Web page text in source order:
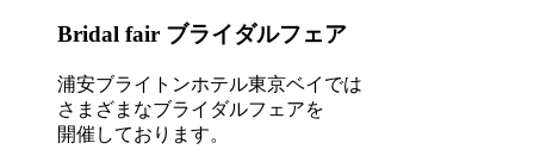
Bridal fair ブライダルフェア
浦安ブライトンホテル東京ベイでは
さまざまなブライダルフェアを
開催しております。